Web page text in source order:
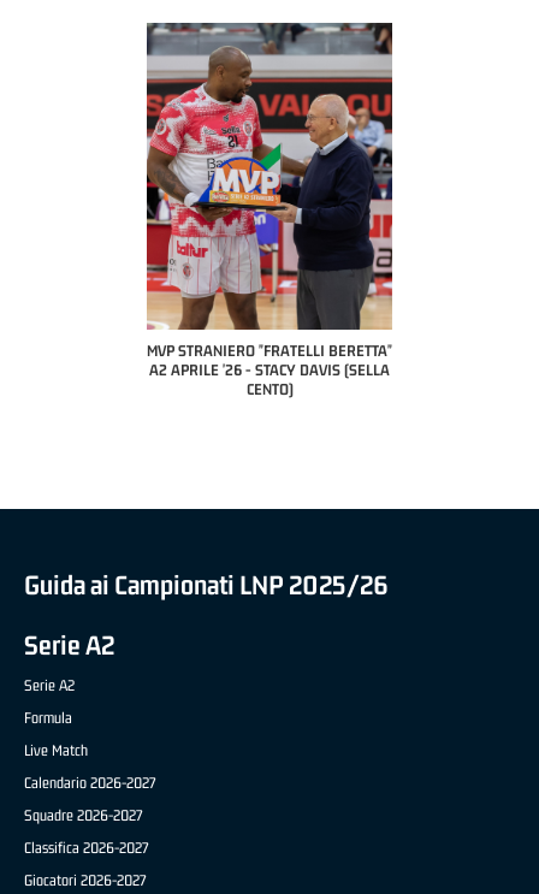
MVP STRANIERO "FRATELLI BERETTA"
A2 APRILE '26 - STACY DAVIS (SELLA
CENTO)
Guida ai Campionati LNP 2025/26
Serie A2
Serie A2
Formula
Live Match
Calendario 2026-2027
Squadre 2026-2027
Classifica 2026-2027
Giocatori 2026-2027